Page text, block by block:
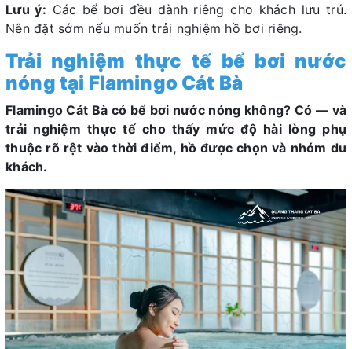
Lưu ý: Các bể bơi đều dành riêng cho khách lưu trú.
Nên đặt sớm nếu muốn trải nghiệm hồ bơi riêng.
Trải nghiệm thực tế bể bơi nước
nóng tại Flamingo Cát Bà
Flamingo Cát Bà có bể bơi nước nóng không? Có — và
trải nghiệm thực tế cho thấy mức độ hài lòng phụ
thuộc rõ rệt vào thời điểm, hồ được chọn và nhóm du
khách.